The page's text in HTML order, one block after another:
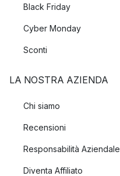
Black Friday
Cyber Monday
Sconti
LA NOSTRA AZIENDA
Chi siamo
Recensioni
Responsabilità Aziendale
Diventa Affiliato